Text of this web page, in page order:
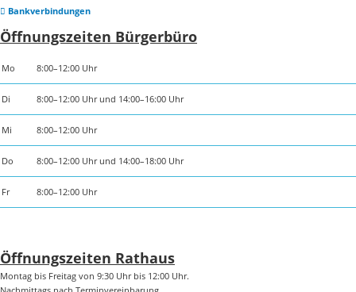
Bankverbindungen
Öffnungszeiten Bürgerbüro
Mo 8:00–12:00 Uhr
Di 8:00–12:00 Uhr und 14:00–16:00 Uhr
Mi 8:00–12:00 Uhr
Do 8:00–12:00 Uhr und 14:00–18:00 Uhr
Fr 8:00–12:00 Uhr
Öffnungszeiten Rathaus
Montag bis Freitag von 9:30 Uhr bis 12:00 Uhr.